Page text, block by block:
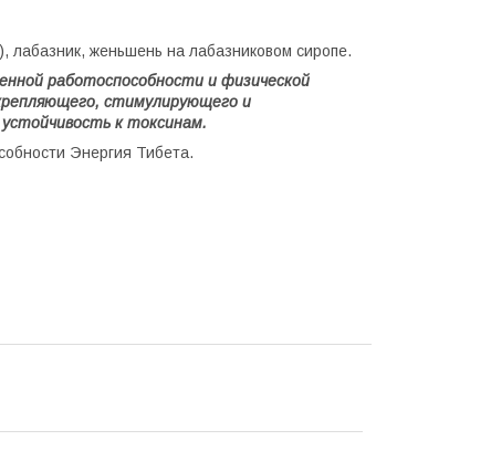
лабазник, женьшень на лабазниковом сиропе.
работоспособности и физической
стимулирующего и
к токсинам.
Энергия Тибета.